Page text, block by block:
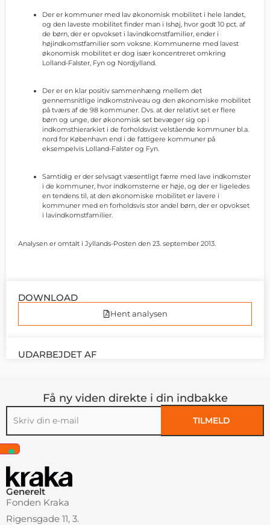
Der er kommuner med lav økonomisk mobilitet i hele landet,
og den laveste mobilitet finder man i Ishøj, hvor godt 10 pct. af
de børn, der er opvokset i lavindkomstfamilier, ender i
højindkomstfamilier som voksne. Kommunerne med lavest
økonomisk mobilitet er dog især koncentreret omkring
Lolland-Falster, Fyn og Nordjylland.
Der er en klar positiv sammenhæng mellem det
gennemsnitlige indkomstniveau og den økonomiske mobilitet
på tværs af de 98 kommuner. Dvs. at der relativt set er flere
børn og unge, der økonomisk set bevæger sig op i
indkomsthierarkiet i de forholdsvist velstående kommuner bl.a.
nord for København end i de fattigere kommuner på
eksempelvis Lolland-Falster og Fyn.
Samtidig er der selvsagt væsentligt færre med lave indkomster
i de kommuner, hvor indkomsterne er høje, og der er ligeledes
en tendens til, at den økonomiske mobilitet er lavere i
kommuner med en forholdsvis stor andel børn, der er opvokset
i lavindkomstfamilier.
Analysen er omtalt i Jyllands-Posten den 23. september 2013.
DOWNLOAD
Hent analysen
UDARBEJDET AF
Få ny viden direkte i din indbakke
TILMELD
Generelt
Fonden Kraka
Rigensgade 11, 3.